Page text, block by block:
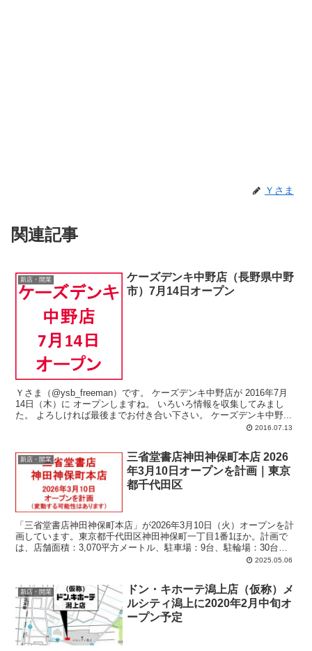
Ｙさま
関連記事
新店・開業
ケーズデンキ中野店（長野県中野
市）7月14日オープン
Ｙさま（@ysb_freeman）です。 ケーズデンキ中野店が 2016年7月
14日（木）に オープンしますね。 いろいろ情報を収集してみまし
た。 よろしければ最後までお付き合い下さい。 ケーズデンキ中野...
2016.07.13
新店・開業
三省堂書店神田神保町本店 2026
年3月10日オープンを計画｜東京
都千代田区
「三省堂書店神田神保町本店」が2026年3月10日（火）オープンを計
画しています。東京都千代田区神田神保町一丁目1番1ほか。計画で
は、店舗面積：3,070平方メートル、駐車場：9台、駐輪場：30台、
2025.05.06
新店・開業
ドン・キホーテ潟上店（仮称）メ
ルシティ潟上に2020年2月中旬オ
ープン予定